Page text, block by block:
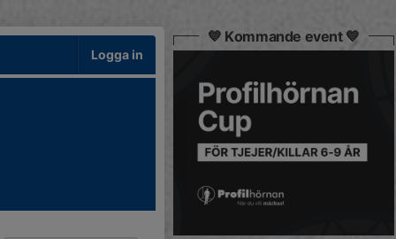
Logga in
💙 Kommande event 💙